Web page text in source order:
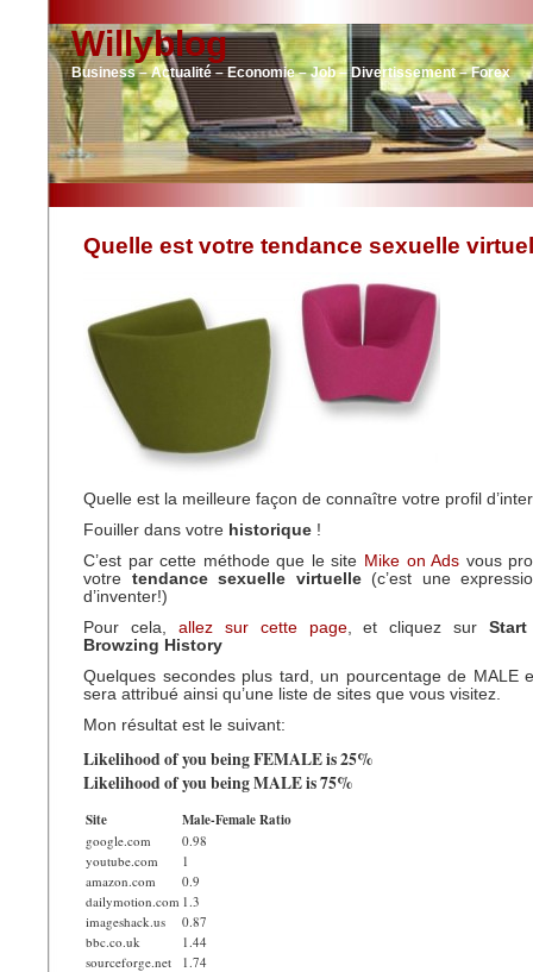
Willyblog
Business – Actualité – Economie – Job – Divertissement – Forex
Quelle est votre tendance sexuelle
Quelle est la meilleure façon de connaître votre profil
Fouiller dans votre historique !
C’est par cette méthode que le site Mike on Ads vous
votre tendance sexuelle virtuelle (c’est une
d’inventer!)
Pour cela, allez sur cette page, et cliquez sur
Browzing History
Quelques secondes plus tard, un pourcentage de MALE
sera attribué ainsi qu’une liste de sites que vous visitez.
Mon résultat est le suivant:
Likelihood of you being FEMALE is 25%
Likelihood of you being MALE is 75%
Site Male-Female Ratio
google.com
0.98
youtube.com
1
amazon.com
0.9
dailymotion.com 1.3
imageshack.us
0.87
bbc.co.uk
1.44
sourceforge.net
1.74